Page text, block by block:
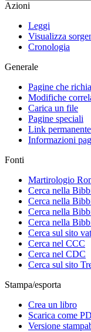
Azioni
Leggi
Visualizza
Cronologia
Generale
Pagine che
Modifiche
Carica un file
Pagine speciali
Link permanente
Informazioni
Fonti
Martirologio
Cerca nella
Cerca nella
Cerca nella
Cerca nella
Cerca sul sito
Cerca nel CCC
Cerca nel CDC
Cerca sul sito
Stampa/esporta
Crea un libro
Scarica come
Versione